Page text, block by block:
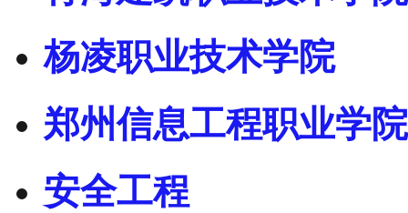
杨凌职业技术学院
郑州信息工程职业学院
安全工程